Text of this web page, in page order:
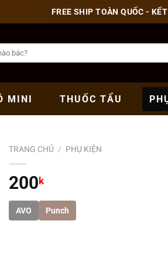
FREE SHIP TOÀN QUỐC -
MINI THUỐC TẨU
TRANG CHỦ / PHỤ KIỆN
200 k
AVO Punch